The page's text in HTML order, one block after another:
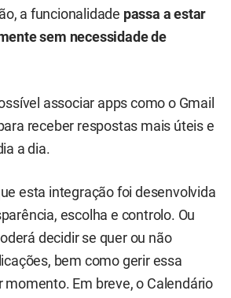
a funcionalidade passa a estar
sem necessidade de
associar apps como o Gmail
receber respostas mais úteis e
a dia.
esta integração foi desenvolvida
escolha e controlo. Ou
decidir se quer ou não
bem como gerir essa
momento. Em breve, o Calendário